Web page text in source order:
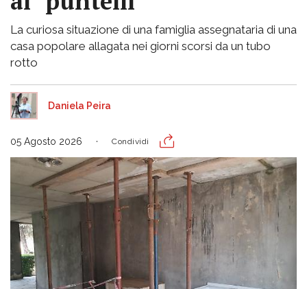
La curiosa situazione di una famiglia assegnataria di una
casa popolare allagata nei giorni scorsi da un tubo
rotto
Daniela Peira
05 Agosto 2026 Condividi